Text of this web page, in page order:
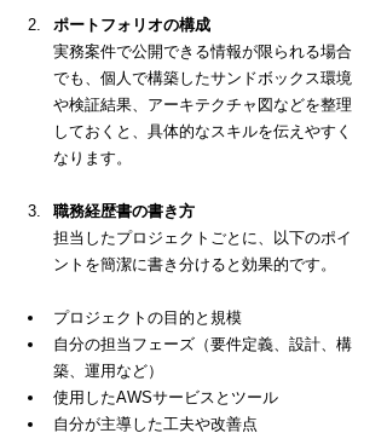
ポートフォリオの構成
実務案件で公開できる情報が限られる場合
でも、個人で構築したサンドボックス環境
や検証結果、アーキテクチャ図などを整理
しておくと、具体的なスキルを伝えやすく
なります。
職務経歴書の書き方
担当したプロジェクトごとに、以下のポイ
ントを簡潔に書き分けると効果的です。
プロジェクトの目的と規模
自分の担当フェーズ（要件定義、設計、構
築、運用など）
使用したAWSサービスとツール
自分が主導した工夫や改善点